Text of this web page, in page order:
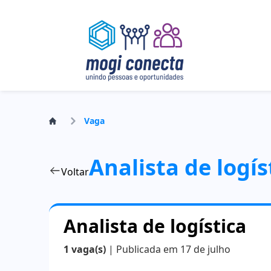
Vaga
VoltarAnalista de
Analista de logística
1 vaga(s)| Publicada em 17 de julho